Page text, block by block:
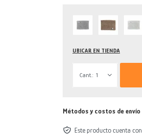
UBICAR EN TIENDA
1
Métodos y costos de envío
Este producto cuenta con